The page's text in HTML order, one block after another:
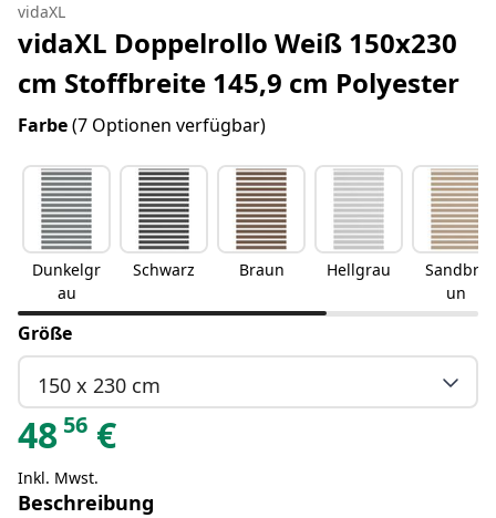
vidaXL
vidaXL Doppelrollo Weiß 150x230
cm Stoffbreite 145,9 cm Polyester
Farbe(7 Optionen verfügbar)
Dunkelgr
au
Schwarz Braun Hellgrau
Sandbra
un
Größe
150 x 230 cm
48 56 €
Inkl. Mwst.
Beschreibung